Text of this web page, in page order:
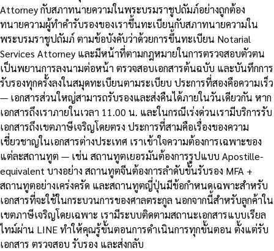
Attorney กับสภาทนายความในพระบรมราชูปถัมภ์อย่างถูกต้อง
ทนายความผู้ทำคำรับรองของเราขึ้นทะเบียนกับสภาทนายความใน
พระบรมราชูปถัมภ์ ตามข้อบังคับว่าด้วยการขึ้นทะเบียน Notarial
Services Attorney และมีหน้าที่ตามกฎหมายในการตรวจสอบตัวตน
เป็นพยานการลงนามต่อหน้า ตรวจสอบเอกสารต้นฉบับ และบันทึกการ
รับรองทุกครั้งลงในสมุดทะเบียนตามระเบียบ ประการที่สองคือความเร็ว
— เอกสารส่วนใหญ่สามารถรับรองและส่งคืนได้ภายในวันเดียวกัน หาก
เอกสารถึงเราภายในเวลา 11.00 น. และในกรณีเร่งด่วนเรามีบริการรับ
เอกสารถึงเขตภาษีเจริญโดยตรง ประการที่สามคือเรื่องของความ
เชี่ยวชาญในเอกสารต่างประเทศ เราเข้าใจความต้องการเฉพาะของ
แต่ละสถานทูต — เช่น สถานทูตเยอรมันต้องการรูปแบบ Apostille-
equivalent บางอย่าง สถานทูตจีนต้องการลำดับขั้นรับรอง MFA +
สถานทูตอย่างเคร่งครัด และสถานทูตญี่ปุ่นมีข้อกำหนดเฉพาะสำหรับ
เอกสารที่จะใช้ในกระบวนการของศาลตระกูล นอกจากนี้สำหรับลูกค้าใน
เขตภาษีเจริญโดยเฉพาะ เรามีระบบติดตามสถานะเอกสารแบบเรียล
ไทม์ผ่าน LINE ทำให้คุณรู้ขั้นตอนการดำเนินการทุกขั้นตอน ตั้งแต่รับ
เอกสาร ตรวจสอบ รับรอง และส่งกลับ